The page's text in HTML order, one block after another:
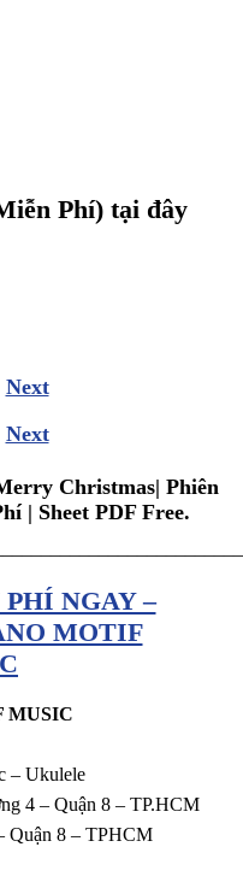
Phí) tại đây
Next
Next
Christmas| Phiên
| Sheet PDF Free.
NGAY –
MOTIF
MUSIC
– Ukulele
4 – Quận 8 – TP.HCM
Quận 8 – TPHCM